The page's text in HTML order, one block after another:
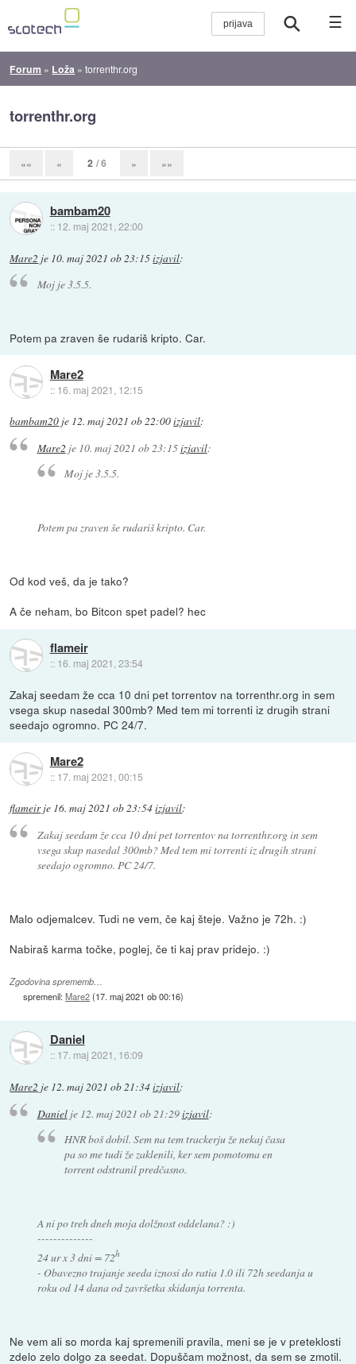
☰
Forum » Loža »torrenthr.org
torrenthr.org
«« « 2 / 6 » »»
bambam20
:: 12. maj 2021, 22:00
Mare2 je 10. maj 2021 ob 23:15izjavil:
Moj je 3.5.5.
Potem pa zraven še rudariš kripto. Car.
Mare2
:: 16. maj 2021, 12:15
bambam20 je 12. maj 2021 ob 22:00izjavil:
Mare2je 10. maj 2021 ob 23:15izjavil:
Moj je 3.5.5.
Potem pa zraven še rudariš kripto. Car.
Od kod veš, da je tako?
A če neham, bo Bitcon spet padel? hec
flameir
:: 16. maj 2021, 23:54
Zakaj seedam že cca 10 dni pet torrentov na torrenthr.org in sem
vsega skup nasedal 300mb? Med tem mi torrenti iz drugih strani
seedajo ogromno. PC 24/7.
Mare2
:: 17. maj 2021, 00:15
flameirje 16. maj 2021 ob 23:54izjavil:
Zakaj seedam že cca 10 dni pet torrentov na torrenthr.org in sem
vsega skup nasedal 300mb? Med tem mi torrenti iz drugih strani
seedajo ogromno. PC 24/7.
Malo odjemalcev. Tudi ne vem, če kaj šteje. Važno je 72h. :)
Nabiraš karma točke, poglej, če ti kaj prav pridejo. :)
Zgodovina sprememb…
spremenil:Mare2(17. maj 2021 ob 00:16)
Daniel
:: 17. maj 2021, 16:09
Mare2 je 12. maj 2021 ob 21:34izjavil:
Danielje 12. maj 2021 ob 21:29izjavil:
HNR boš dobil. Sem na tem trackerju že nekaj časa
pa so me tudi že zaklenili, ker sem pomotoma en
torrent odstranil predčasno.
A ni po treh dneh moja dolžnost oddelana? :)
--------------
24 ur x 3 dni = 72h
- Obavezno trajanje seeda iznosi do ratia 1.0 ili 72h seedanja u
roku od 14 dana od završetka skidanja torrenta.
Ne vem ali so morda kaj spremenili pravila, meni se je v preteklosti
zdelo zelo dolgo za seedat. Dopuščam možnost, da sem se zmotil.